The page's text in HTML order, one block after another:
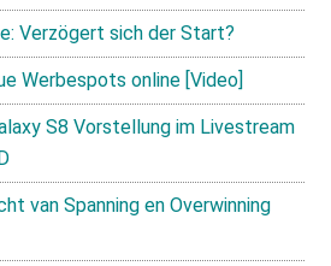
Verzögert sich der Start?
Werbespots online [Video]
S8 Vorstellung im Livestream
van Spanning en Overwinning